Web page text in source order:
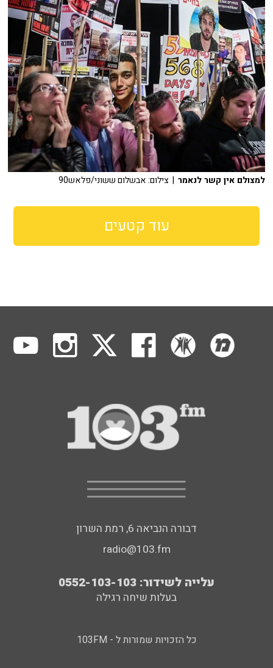
למצולם אין קשר לנאמר | צילום: אבשלום ששוני/פלאש90
עוד קטעים
דבורה הנביאה 6, רמת השרון
radio@103.fm
עלייה לשידור: 0552-103-103
בעלות שיחה רגילה
כל הזכויות שמורות ל - 103FM